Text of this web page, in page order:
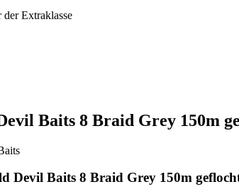
Extraklasse
Baits 8 Braid Grey 150m
Devil Baits 8 Braid Grey 150m